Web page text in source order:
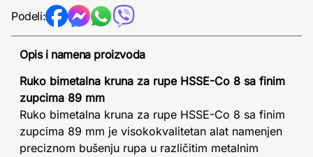
Podeli:
Opis i namena proizvoda
Ruko bimetalna kruna za rupe HSSE-Co 8 sa finim
zupcima 89 mm
Ruko bimetalna kruna za rupe HSSE-Co 8 sa finim
zupcima 89 mm je visokokvalitetan alat namenjen
preciznom bušenju rupa u različitim metalnim